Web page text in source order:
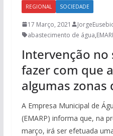
REGIONAL SOCIEDADE
17 Março, 2021
abastecimento de água,
Intervenção
fazer com que
algumas zonas
A Empresa Municipal de
(EMARP) informa que, na
março, irá ser efetuada